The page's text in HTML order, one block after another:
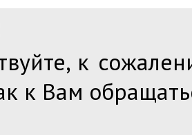
к
к Вам